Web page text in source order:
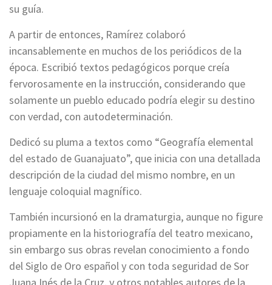
su guía.
A partir de entonces, Ramírez colaboró
incansablemente en muchos de los periódicos de la
época. Escribió textos pedagógicos porque creía
fervorosamente en la instrucción, considerando que
solamente un pueblo educado podría elegir su destino
con verdad, con autodeterminación.
Dedicó su pluma a textos como “Geografía elemental
del estado de Guanajuato”, que inicia con una detallada
descripción de la ciudad del mismo nombre, en un
lenguaje coloquial magnífico.
También incursionó en la dramaturgia, aunque no figure
propiamente en la historiografía del teatro mexicano,
sin embargo sus obras revelan conocimiento a fondo
del Siglo de Oro español y con toda seguridad de Sor